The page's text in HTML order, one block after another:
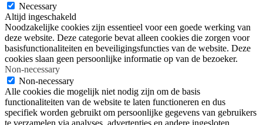
Necessary
Altijd ingeschakeld
Noodzakelijke cookies zijn essentieel voor een goede werking van
deze website. Deze categorie bevat alleen cookies die zorgen voor
basisfunctionaliteiten en beveiligingsfuncties van de website. Deze
cookies slaan geen persoonlijke informatie op van de bezoeker.
Non-necessary
Non-necessary
Alle cookies die mogelijk niet nodig zijn om de basis
functionaliteiten van de website te laten functioneren en dus
specifiek worden gebruikt om persoonlijke gegevens van gebruikers
te verzamelen via analyses, advertenties en andere ingesloten